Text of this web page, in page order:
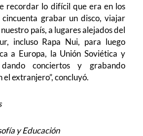
recordar lo difícil que era en los
grabar un disco, viajar
país, a lugares alejados del
incluso Rapa Nui, para luego
a Europa, la Unión Soviética y
dando conciertos y grabando
el extranjero”, concluyó.
y Educación